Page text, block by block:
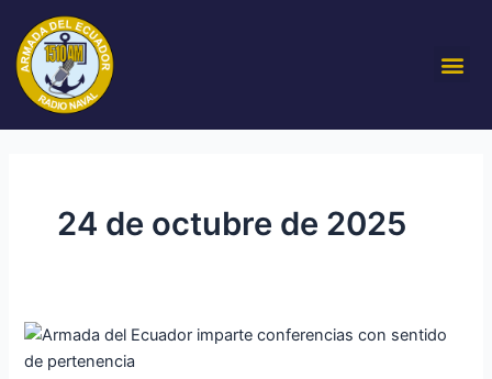
contenido
24 de octubre de 2025
Armada
del